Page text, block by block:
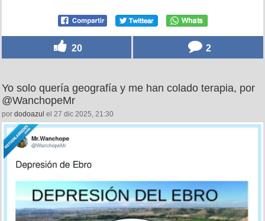
20 2
Yo solo quería geografía y me han colado terapia, por
@WanchopeMr
por dodoazul el 27 dic 2025, 21:30